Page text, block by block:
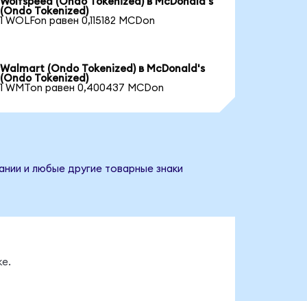
(Ondo Tokenized)
1 WOLFon равен 0,115182 MCDon
Walmart (Ondo Tokenized) в McDonald's
(Ondo Tokenized)
1 WMTon равен 0,400437 MCDon
и любые другие товарные знаки